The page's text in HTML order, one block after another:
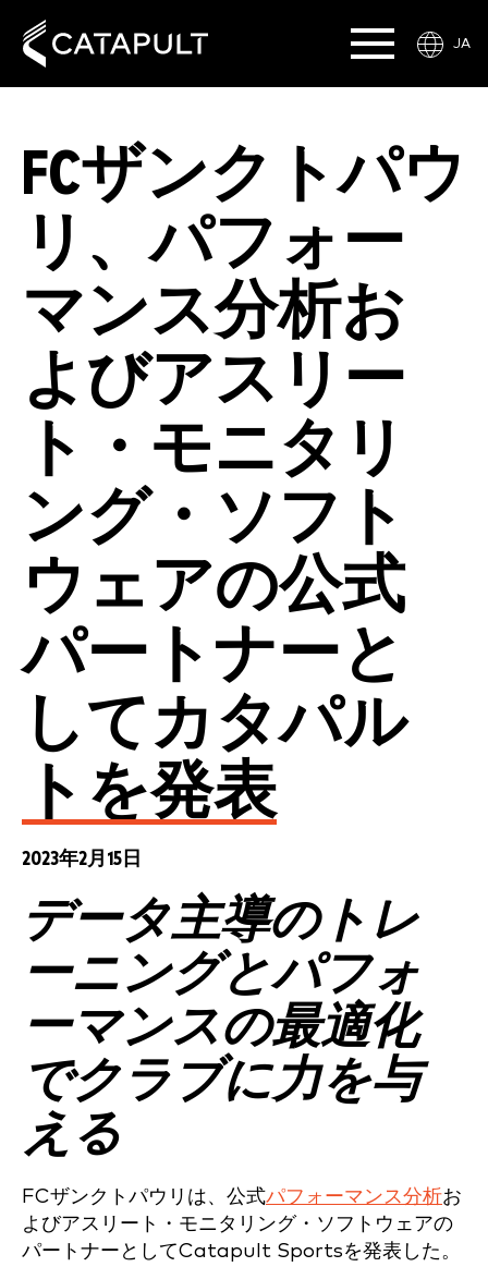
JA
FCザンクトパウ
リ、パフォー
マンス分析お
よびアスリー
ト・モニタリ
ング・ソフト
ウェアの公式
パートナーと
してカタパル
トを発表
2023年2月15日
データ主導のトレ
ーニングとパフォ
ーマンスの最適化
でクラブに力を与
える
FCザンクトパウリは、公式パフォーマンス分析お
よびアスリート・モニタリング・ソフトウェアの
パートナーとしてCatapult Sportsを発表した。